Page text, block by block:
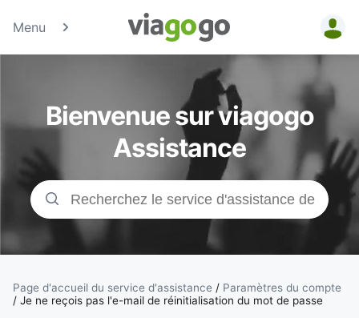
Menu
Billets -
Billet pour
concerts,
événements
sportifs et
théâtre |
viagogo, la
Bienvenue sur viagogo
Assistance
Page d'accueil du service d'assistance / Paramètres du compte
/ Je ne reçois pas l'e-mail de réinitialisation du mot de passe